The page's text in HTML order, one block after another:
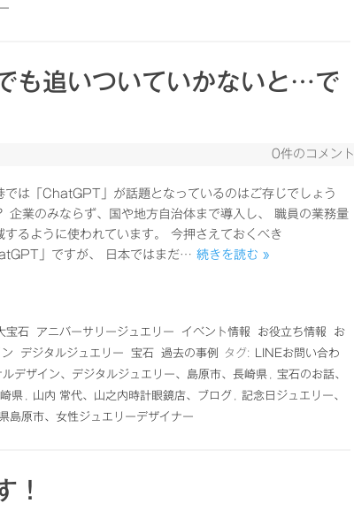
も追いついていかないと…で
0件のコメント
では「ChatGPT」が話題となっているのはご存じでしょう
企業のみならず、国や地方自治体まで導入し、 職員の業務量
するように使われています。 今押さえておくべき
」ですが、 日本ではまだ… 続きを読む »
宝石 アニバーサリージュエリー イベント情報 お役立ち情報
お
デジタルジュエリー 宝石 過去の事例 タグ:
LINEお問い合わ
ルデザイン、デジタルジュエリー、島原市、長崎県
宝石のお話、
県
山内 常代、山之内時計眼鏡店、ブログ
記念日ジュエリー、
島原市、女性ジュエリーデザイナー
！